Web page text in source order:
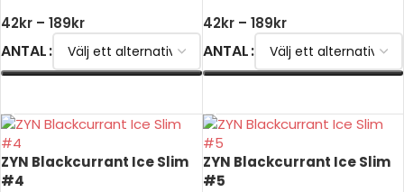
42kr – 189kr
ANTAL
42kr – 189kr
ANTAL
ZYN Blackcurrant Ice Slim
#4
ZYN Blackcurrant Ice Slim
#5